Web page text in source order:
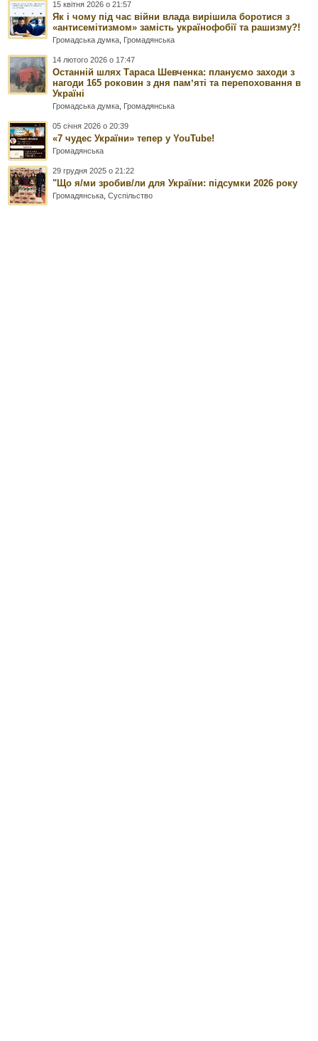
15 квітня 2026 о 21:57
Як і чому під час війни влада вирішила боротися з
«антисемітизмом» замість українофобії та рашизму?!
Громадська думка Громадянська
14 лютого 2026 о 17:47
Останній шлях Тараса Шевченка: плануємо заходи з
нагоди 165 роковин з дня памʼяті та перепоховання в
Україні
Громадська думка Громадянська
05 січня 2026 о 20:39
«7 чудес України» тепер у YouTube!
Громадянська
29 грудня 2025 о 21:22
"Що я/ми зробив/ли для України: підсумки 2026 року
Громадянська ,Суспільство